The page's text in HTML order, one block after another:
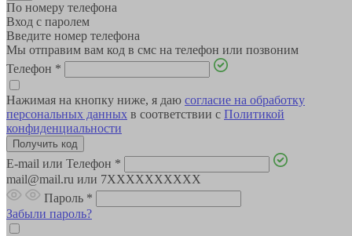
По номеру телефона
Вход с паролем
Введите номер телефона
Мы отправим вам код в смс на телефон или позвоним
Телефон *
Нажимая на кнопку ниже, я даю согласие на обработку
персональных данных в соответствии с Политикой
конфиденциальности
E-mail или Телефон *
mail@mail.ru или 7XXXXXXXXXX
Пароль *
Забыли пароль?